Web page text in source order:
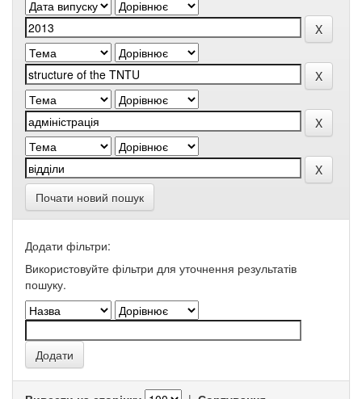
Почати новий пошук
Додати фільтри:
Використовуйте фільтри для уточнення результатів
пошуку.